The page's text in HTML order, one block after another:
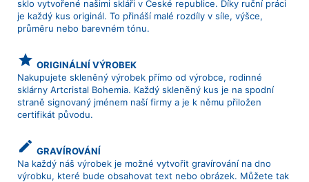
sklo vytvořené našimi skláři v České republice. Díky ruční práci
je každý kus originál. To přináší malé rozdíly v síle, výšce,
průměru nebo barevném tónu.
grade ORIGINÁLNÍ VÝROBEK
Nakupujete skleněný výrobek přímo od výrobce, rodinné
sklárny Artcristal Bohemia. Každý skleněný kus je na spodní
straně signovaný jménem naší firmy a je k němu přiložen
certifikát původu.
create GRAVÍROVÁNÍ
Na každý náš výrobek je možné vytvořit gravírování na dno
výrobku, které bude obsahovat text nebo obrázek. Můžete tak